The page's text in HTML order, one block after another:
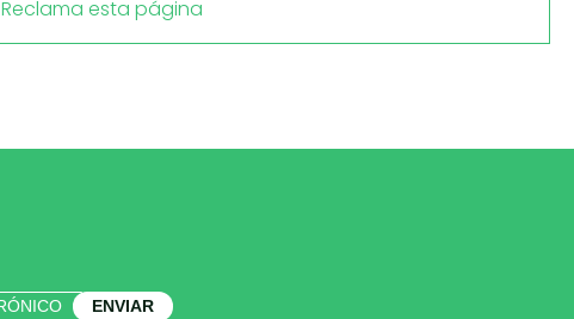
Reclama esta página
ENVIAR